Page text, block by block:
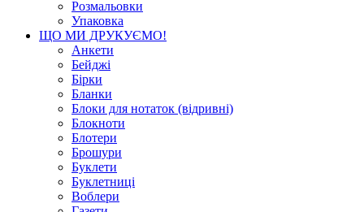
Розмальовки
Упаковка
ЩО МИ ДРУКУЄМО!
Анкети
Бейджі
Бірки
Бланки
Блоки для нотаток (відривні)
Блокноти
Блотери
Брошури
Буклети
Буклетниці
Воблери